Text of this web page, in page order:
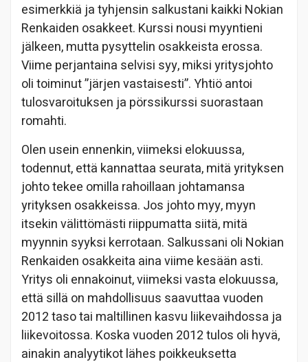
esimerkkiä ja tyhjensin salkustani kaikki Nokian
Renkaiden osakkeet. Kurssi nousi myyntieni
jälkeen, mutta pysyttelin osakkeista erossa.
Viime perjantaina selvisi syy, miksi yritysjohto
oli toiminut ”järjen vastaisesti”. Yhtiö antoi
tulosvaroituksen ja pörssikurssi suorastaan
romahti.
Olen usein ennenkin, viimeksi elokuussa,
todennut, että kannattaa seurata, mitä yrityksen
johto tekee omilla rahoillaan johtamansa
yrityksen osakkeissa. Jos johto myy, myyn
itsekin välittömästi riippumatta siitä, mitä
myynnin syyksi kerrotaan. Salkussani oli Nokian
Renkaiden osakkeita aina viime kesään asti.
Yritys oli ennakoinut, viimeksi vasta elokuussa,
että sillä on mahdollisuus saavuttaa vuoden
2012 taso tai maltillinen kasvu liikevaihdossa ja
liikevoitossa. Koska vuoden 2012 tulos oli hyvä,
ainakin analyytikot lähes poikkeuksetta